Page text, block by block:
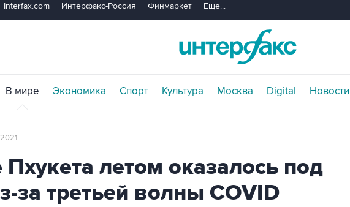
Interfax.com Интерфакс-Россия Финмаркет Еще...
В мире Экономика Спорт Культура Москва Digital Новости
летом оказалось под
за третьей волны COVID